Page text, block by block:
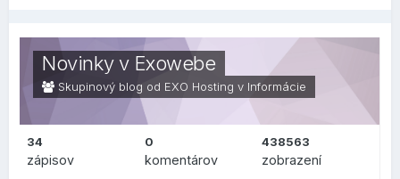
oblasti IT), v druhej sekcii je prehľad, čo sa zmenilo na
bežnej používateľskej úrovni.
ZMENY PRE
Novinky v Exowebe
Skupinový blog od EXO Hosting v Informácie
34
zápisov
0
komentárov
438563
zobrazení